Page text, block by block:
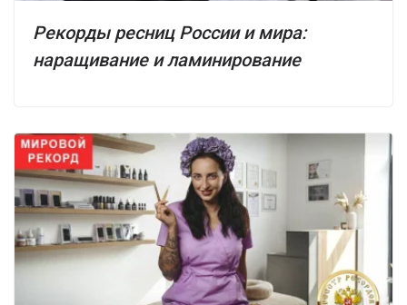
Рекорды ресниц России и мира:
наращивание и ламинирование